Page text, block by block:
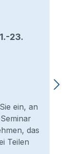
23.
ein, an
das
Teilen